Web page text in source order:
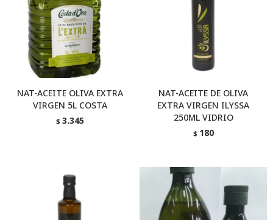
NAT-ACEITE OLIVA EXTRA
VIRGEN 5L COSTA
$ 3.345
NAT-ACEITE DE OLIVA
EXTRA VIRGEN ILYSSA
250ML VIDRIO
$ 180